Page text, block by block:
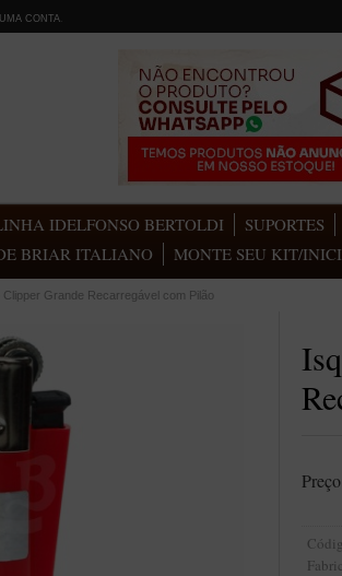
CONTA.
IDELFONSO BERTOLDI SUPORTES
BRIAR ITALIANO
MONTE SEU KIT/
Clipper Grande Recarregável com Pilão